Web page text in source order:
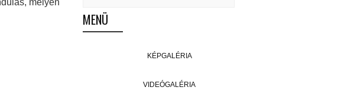
melyen
MENÜ
KÉPGALÉRIA
VIDEÓGALÉRIA